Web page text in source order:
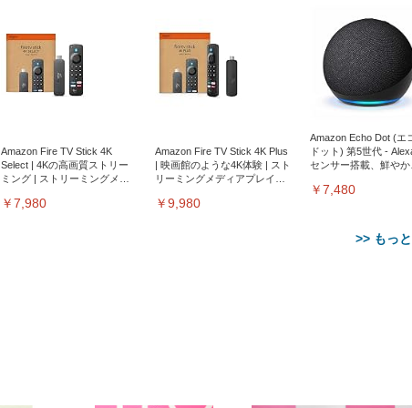
Amazon Fire TV Stick 4K
Select | 4Kの高画質ストリー
ミング | ストリーミングメデ
￥7,980
Amazon Fire TV Stick 4K Plus
| 映画館のような4K体験 | スト
リーミングメディアプレイヤ
￥9,980
Amazon Echo Dot (エ
ドット) 第5世代 -
センサー搭載、鮮やか
￥7,480
>> もっ
【整備済み品】Dell